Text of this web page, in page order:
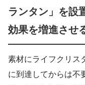
ランタン」を設
効果を増進させ
素材にライフクリス
に到達してからは不